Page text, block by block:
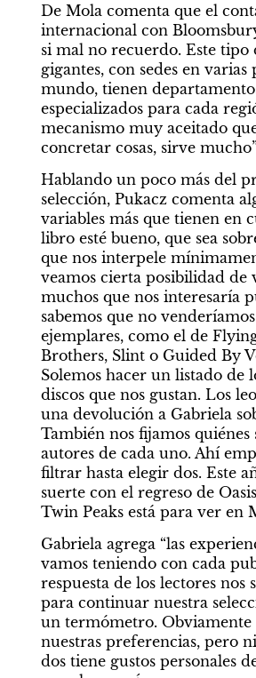
De Mola comenta que el
internacional con
si mal no recuerdo. Este tipo
gigantes, con sedes en varias
mundo, tienen
especializados para cada
mecanismo muy aceitado
concretar cosas, sirve
Hablando un poco más del
selección, Pukacz comenta
variables más que tienen en
libro esté bueno, que sea
que nos interpele
veamos cierta posibilidad de
muchos que nos interesaría
sabemos que no
ejemplares, como el de
Brothers, Slint o Guided By
Solemos hacer un listado de
discos que nos gustan. Los
una devolución a Gabriela
También nos fijamos quiénes
autores de cada uno. Ahí
filtrar hasta elegir dos. Este
suerte con el regreso de
Twin Peaks está para ver en
Gabriela agrega “las
vamos teniendo con cada
respuesta de los lectores nos
para continuar nuestra
un termómetro. Obviamente
nuestras preferencias, pero
dos tiene gustos personales